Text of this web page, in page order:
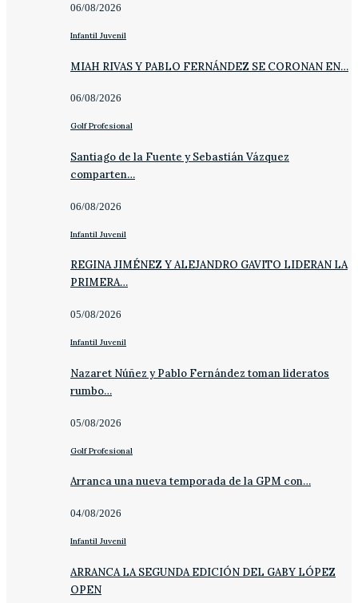
06/08/2026
Infantil Juvenil
MIAH RIVAS Y PABLO FERNÁNDEZ SE CORONAN EN…
06/08/2026
Golf Profesional
Santiago de la Fuente y Sebastián Vázquez
comparten…
06/08/2026
Infantil Juvenil
REGINA JIMÉNEZ Y ALEJANDRO GAVITO LIDERAN LA
PRIMERA…
05/08/2026
Infantil Juvenil
Nazaret Núñez y Pablo Fernández toman lideratos
rumbo…
05/08/2026
Golf Profesional
Arranca una nueva temporada de la GPM con…
04/08/2026
Infantil Juvenil
ARRANCA LA SEGUNDA EDICIÓN DEL GABY LÓPEZ
OPEN